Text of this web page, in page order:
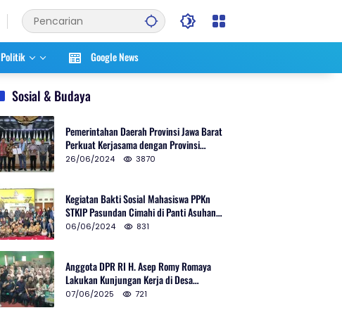
Politik Google News
Sosial & Budaya
Pemerintahan Daerah Provinsi Jawa Barat
Perkuat Kerjasama dengan Provinsi
Chungcheongnam Do Korea Selatan
26/06/2024 3870
Kegiatan Bakti Sosial Mahasiswa PPKn
STKIP Pasundan Cimahi di Panti Asuhan
Ulul Azmi Kota Cimahi
06/06/2024 831
Anggota DPR RI H. Asep Romy Romaya
Lakukan Kunjungan Kerja di Desa
Patrolsari
07/06/2025 721